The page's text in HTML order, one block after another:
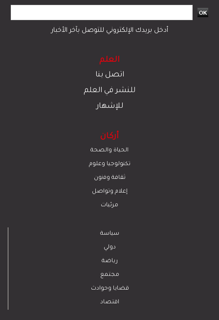
أدخل بريدك الإلكتروني للتوصل بآخر الأخبار
العلم
اتصل بنا
للنشر في العلم
للإشهار
أركان
الحياة والصحة
تكنولوجيا وعلوم
ﺛﻘﺎﻓﺔ وﻓﻧون
إعلام وتواصل
مرئيات
سياسة
دولي
رياضة
مجتمع
قضايا وحوادث
اقتصاد